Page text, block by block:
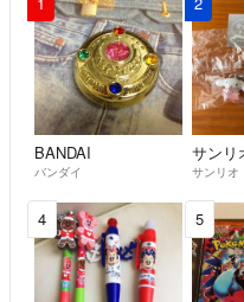
BANDAI
バンダイ
サンリ
サンリオ
4 5